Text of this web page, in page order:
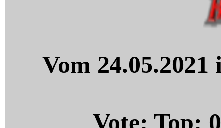
Vom
Vote: Top: 0